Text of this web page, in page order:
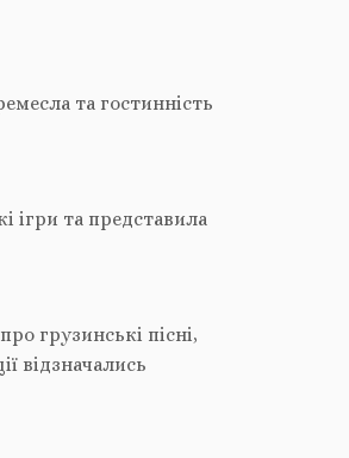
та гостинність
ігри та представила
грузинські пісні,
відзначались